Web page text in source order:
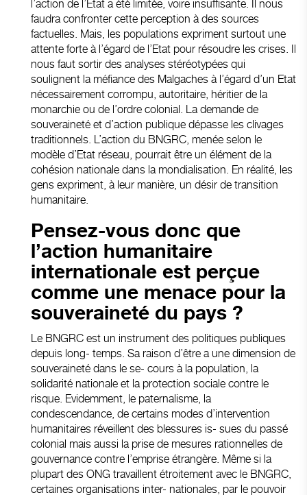
l’action de l’Etat a été limitée, voire insuffisante. Il nous
faudra confronter cette perception à des sources
factuelles. Mais, les populations expriment surtout une
attente forte à l’égard de l’Etat pour résoudre les crises. Il
nous faut sortir des analyses stéréotypées qui
soulignent la méfiance des Malgaches à l’égard d’un Etat
nécessairement corrompu, autoritaire, héritier de la
monarchie ou de l’ordre colonial. La demande de
souveraineté et d’action publique dépasse les clivages
traditionnels. L’action du BNGRC, menée selon le
modèle d’Etat réseau, pourrait être un élément de la
cohésion nationale dans la mondialisation. En réalité, les
gens expriment, à leur manière, un désir de transition
humanitaire.
Pensez-vous donc que
l’action humanitaire
internationale est perçue
comme une menace pour la
souveraineté du pays ?
Le BNGRC est un instrument des politiques publiques
depuis long- temps. Sa raison d’être a une dimension de
souveraineté dans le se- cours à la population, la
solidarité nationale et la protection sociale contre le
risque. Evidemment, le paternalisme, la
condescendance, de certains modes d’intervention
humanitaires réveillent des blessures is- sues du passé
colonial mais aussi la prise de mesures rationnelles de
gouvernance contre l’emprise étrangère. Même si la
plupart des ONG travaillent étroitement avec le BNGRC,
certaines organisations inter- nationales, par le pouvoir